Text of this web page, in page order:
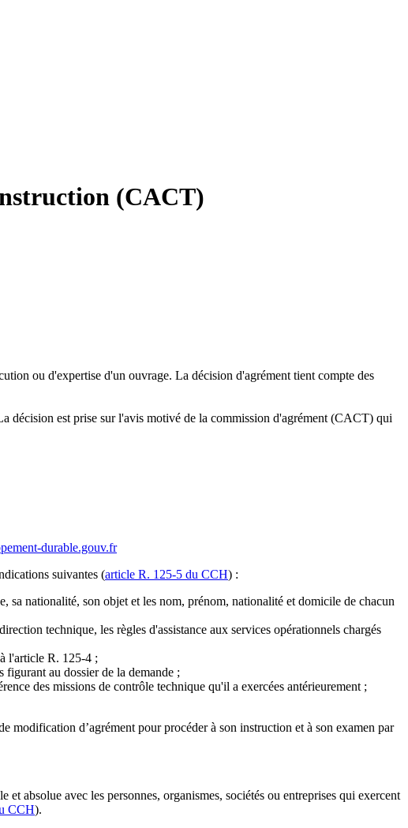
(CACT)
ou d'expertise d'un ouvrage. La décision d'agrément tient compte des
décision est prise sur l'avis motivé de la commission d'agrément (CACT) qui
durable.gouv.fr
suivantes (article R. 125-5 du CCH) :
sa nationalité, son objet et les nom, prénom, nationalité et domicile de chacun
technique, les règles d'assistance aux services opérationnels chargés
l'article R. 125-4 ;
figurant au dossier de la demande ;
des missions de contrôle technique qu'il a exercées antérieurement ;
modification d’agrément pour procéder à son instruction et à son examen par
absolue avec les personnes, organismes, sociétés ou entreprises qui exercent
CCH).